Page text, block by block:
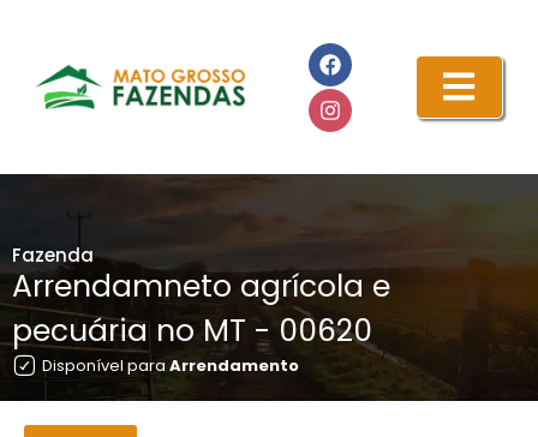
Fazenda
Arrendamneto agrícola e
pecuária no MT - 00620
Disponível para Arrendamento